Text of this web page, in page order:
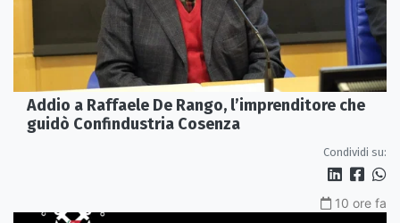
Addio a Raffaele De Rango, l’imprenditore che
guidò Confindustria Cosenza
Condividi su:
10 ore fa